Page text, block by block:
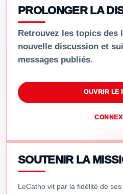
PROLONGER LA
Retrouvez les topics des
nouvelle discussion et
messages publiés.
OUVRIR LE
SOUTENIR LA
LeCatho vit par la fidélité de